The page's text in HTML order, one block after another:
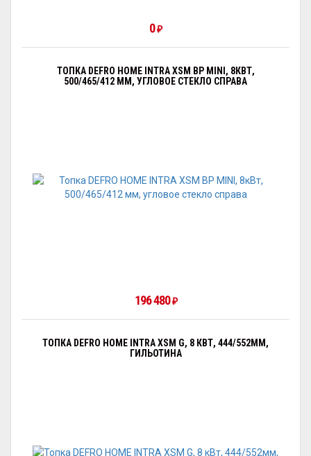
0₽
ТОПКА DEFRO HOME INTRA XSM BP MINI, 8КВТ,
500/465/412 ММ, УГЛОВОЕ СТЕКЛО СПРАВА
196 480₽
ТОПКА DEFRO HOME INTRA XSM G, 8 КВТ, 444/552ММ,
ГИЛЬОТИНА